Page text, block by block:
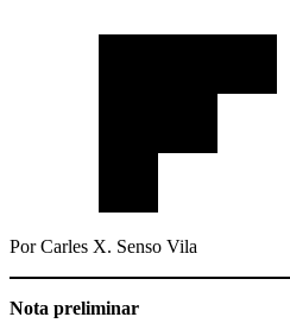
Por Carles X. Senso Vila
Nota preliminar